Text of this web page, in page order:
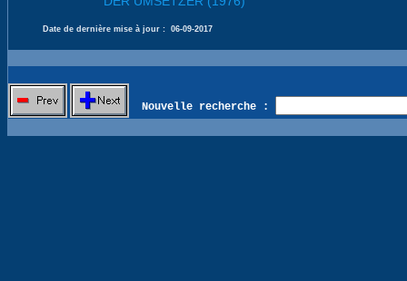
Date de dernière mise à jour : 06-09-2017
Nouvelle recherche :